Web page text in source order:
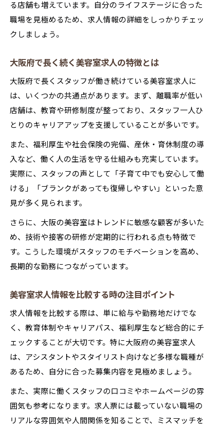
働きやすい美容室求人の給与や待遇の実態
コツ
未経験可の大阪府美容室求人は働きやす
い？
美容室求人でアシスタントが長く続く職場
選び
美容室求人サイトでアシスタント向け情報
活用法
大阪府でアシスタントが成長できる美容室
求人
美容師求人サイト活用で大阪府で長く働ける職
美容師求人サイトで効率的に情報収集する
方法
大阪府の美容室求人を比較するポイントと
求人ホームページと求人ナビの使い分け術
働きやすい美容室求人をサイトで探すコツ
長く働ける美容室求人を見つける情報整理
法
る店舗も増えています。自分のライフステージに合った
職場を見極めるため、求人情報の詳細をしっかりチェッ
クしましょう。
大阪府で長く続く美容室求人の特徴とは
大阪府で長くスタッフが働き続けている美容室求人に
は、いくつかの共通点があります。まず、離職率が低い
店舗は、教育や研修制度が整っており、スタッフ一人ひ
とりのキャリアアップを支援していることが多いです。
また、福利厚生や社会保険の完備、産休・育休制度の導
入など、働く人の生活を守る仕組みも充実しています。
実際に、スタッフの声として「子育て中でも安心して働
ける」「ブランクがあっても復帰しやすい」といった意
見が多く見られます。
さらに、大阪の美容室はトレンドに敏感な顧客が多いた
め、技術や接客の研修が定期的に行われる点も特徴で
す。こうした環境がスタッフのモチベーションを高め、
長期的な勤務につながっています。
美容室求人情報を比較する時の注目ポイント
求人情報を比較する際は、単に給与や勤務地だけでな
く、教育体制やキャリアパス、福利厚生など総合的にチ
ェックすることが大切です。特に大阪府の美容室求人
は、アシスタントやスタイリスト向けなど多様な職種が
あるため、自分に合った募集内容を見極めましょう。
また、実際に働くスタッフの口コミやホームページの雰
囲気も参考になります。求人票には載っていない職場の
リアルな雰囲気や人間関係を知ることで、ミスマッチを